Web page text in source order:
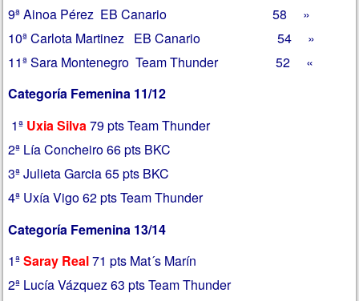
9ª Ainoa Pérez EB Canario 58 »
10ª Carlota Martinez EB Canario 54 »
11ª Sara Montenegro Team Thunder 52 «
Categoría Femenina 11/12
1ª Uxia Silva79 pts Team Thunder
2ª Lía Concheiro 66 pts BKC
3ª Julieta Garcia 65 pts BKC
4ª Uxía Vigo 62 pts Team Thunder
Categoría Femenina 13/14
1ªSaray Real71 pts Mat´s Marín
2ª Lucía Vázquez 63 pts Team Thunder